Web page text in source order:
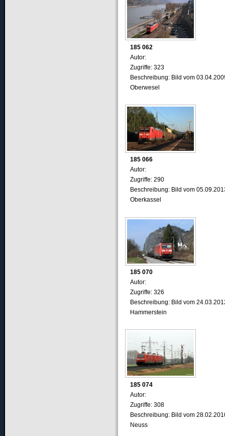
185 062
Autor:
Zugriffe: 323
Beschreibung: Bild vom
Oberwesel
185 066
Autor:
Zugriffe: 290
Beschreibung: Bild vom
Oberkassel
185 070
Autor:
Zugriffe: 326
Beschreibung: Bild vom
Hammerstein
185 074
Autor:
Zugriffe: 308
Beschreibung: Bild vom
Neuss